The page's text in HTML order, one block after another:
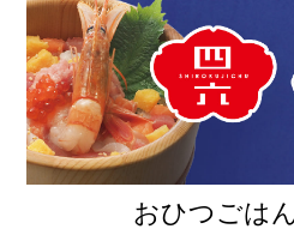
おひつごは